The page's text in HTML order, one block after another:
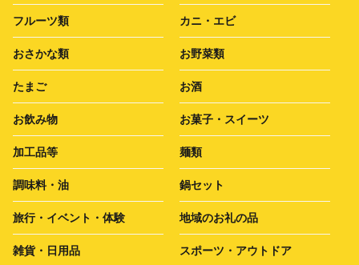
フルーツ類 カニ・エビ
おさかな類 お野菜類
たまご お酒
お飲み物 お菓子・スイーツ
加工品等 麺類
調味料・油 鍋セット
旅行・イベント・体験 地域のお礼の品
雑貨・日用品 スポーツ・アウトドア